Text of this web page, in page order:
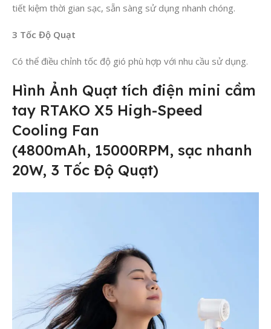
tiết kiệm thời gian sạc, sẵn sàng sử dụng nhanh chóng.
3 Tốc Độ Quạt
Có thể điều chỉnh tốc độ gió phù hợp với nhu cầu sử dụng.
Hình Ảnh Quạt tích điện mini cầm
tay RTAKO X5 High-Speed
Cooling Fan
(4800mAh, 15000RPM, sạc nhanh
20W, 3 Tốc Độ Quạt)